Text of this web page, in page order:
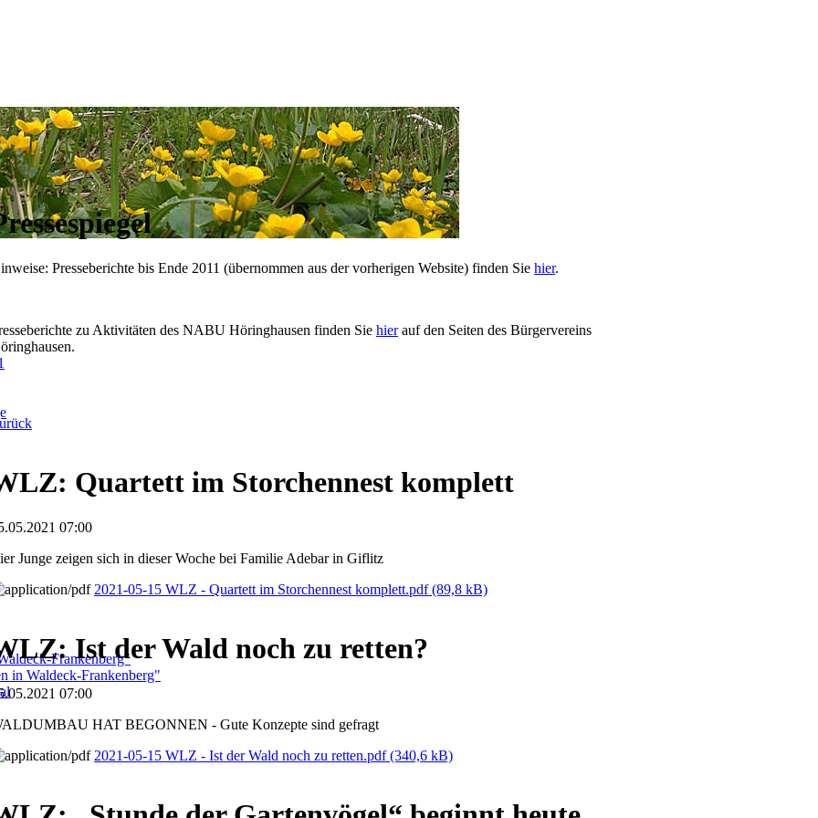
Frankenberg"
in Waldeck-Frankenberg"
Presseberichte bis Ende 2011 (übernommen aus der vorherigen Website) finden Sie hier.
zu Aktivitäten des NABU Höringhausen finden Sie hierauf den Seiten des Bürgervereins
Quartett im Storchennest komplett
07:00
Junge zeigen sich in dieser Woche bei Familie Adebar in Giflitz
2021-05-15 WLZ - Quartett im Storchennest komplett.pdf(89,8 kB)
Ist der Wald noch zu retten?
07:00
HAT BEGONNEN - Gute Konzepte sind gefragt
2021-05-15 WLZ - Ist der Wald noch zu retten.pdf(340,6 kB)